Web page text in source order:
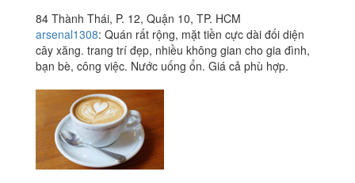
84 Thành Thái, P. 12, Quận 10, TP. HCM
arsenal1308: Quán rất rộng, mặt tiền cực dài đối diện
cây xăng. trang trí đẹp, nhiều không gian cho gia đình,
bạn bè, công việc. Nước uống ổn. Giá cả phù hợp.